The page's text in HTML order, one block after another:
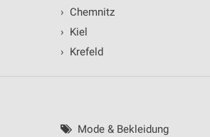
› Chemnitz
› Kiel
› Krefeld
Mode & Bekleidung